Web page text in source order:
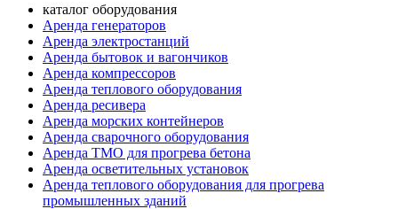
каталог оборудования
Аренда генераторов
Аренда электростанций
Аренда бытовок и вагончиков
Аренда компрессоров
Аренда теплового оборудования
Аренда ресивера
Аренда морских контейнеров
Аренда сварочного оборудования
Аренда ТМО для прогрева бетона
Аренда осветительных установок
Аренда теплового оборудования для прогрева
промышленных зданий